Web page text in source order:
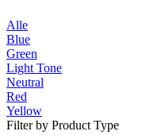
Alle
Blue
Green
Light Tone
Neutral
Red
Yellow
Filter by Product Type